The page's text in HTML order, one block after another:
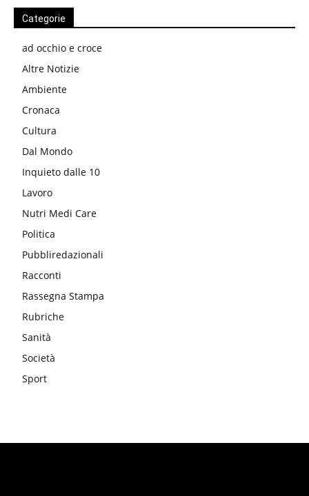
Categorie
ad occhio e croce
Altre Notizie
Ambiente
Cronaca
Cultura
Dal Mondo
Inquieto dalle 10
Lavoro
Nutri Medi Care
Politica
Pubbliredazionali
Racconti
Rassegna Stampa
Rubriche
Sanità
Società
Sport